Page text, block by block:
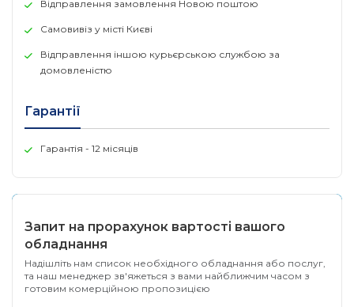
буфер пакетів
• 512 КБ
стандарт PoE
• IEEE 802.3af
Порти з підтримкою PoE
• Порти 1-24
Бюджет потужності PoE
Відправлення замовлення Новою поштою
Самовивіз у місті Києві
Відправлення іншою курьєрською службою за
домовленістю
Гарантії
Гарантія - 12 місяців
Запит на прорахунок вартості вашого
обладнання
Надішліть нам список необхідного обладнання або послуг,
та наш менеджер зв'яжеться з вами найближчим часом з
готовим комерційною пропозицією